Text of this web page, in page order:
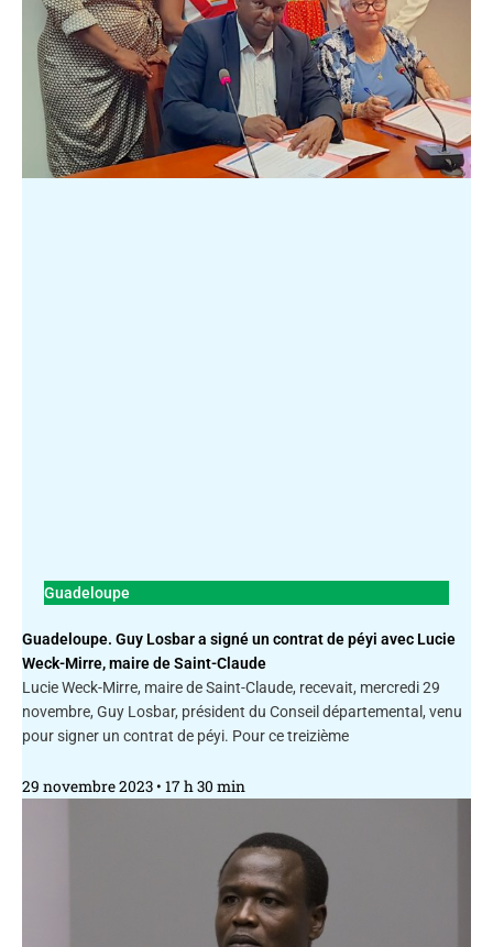
Guadeloupe
Guadeloupe. Guy Losbar a signé un contrat de péyi avec Lucie
Weck-Mirre, maire de Saint-Claude
Lucie Weck-Mirre, maire de Saint-Claude, recevait, mercredi 29
novembre, Guy Losbar, président du Conseil départemental, venu
pour signer un contrat de péyi. Pour ce treizième
29 novembre 2023 17 h 30 min